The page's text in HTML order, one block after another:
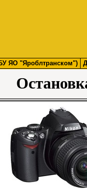
ЯО "Яроблтранском")